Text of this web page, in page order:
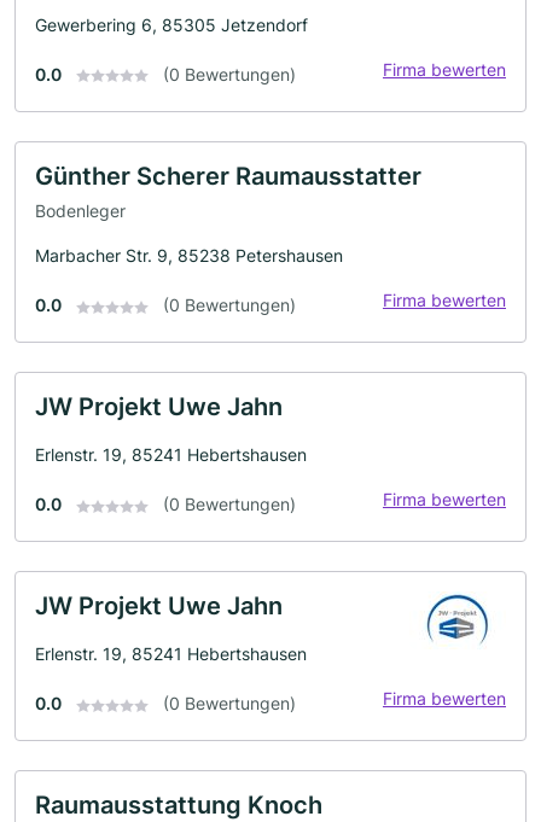
Gewerbering 6, 85305 Jetzendorf
0.0 (0 Bewertungen) Firma bewerten
Günther Scherer Raumausstatter
Bodenleger
Marbacher Str. 9, 85238 Petershausen
0.0 (0 Bewertungen) Firma bewerten
JW Projekt Uwe Jahn
Erlenstr. 19, 85241 Hebertshausen
0.0 (0 Bewertungen) Firma bewerten
JW Projekt Uwe Jahn
Erlenstr. 19, 85241 Hebertshausen
0.0 (0 Bewertungen) Firma bewerten
Raumausstattung Knoch